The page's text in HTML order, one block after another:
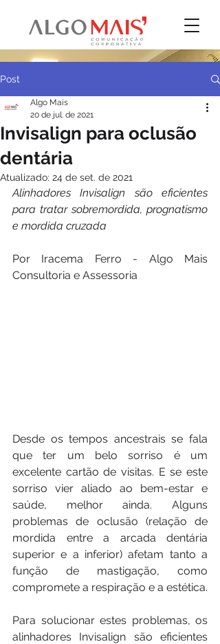
Post
Invisalign para oclusão
dentária
Algo Mais
20 de jul. de 2021
Atualizado: 24 de set. de 2021
Alinhadores Invisalign são eficientes
para tratar sobremordida, prognatismo
e mordida cruzada
Por Iracema Ferro - Algo Mais
Consultoria e Assessoria
Desde os tempos ancestrais se fala
que ter um belo sorriso é um
excelente cartão de visitas. E se este
sorriso vier aliado ao bem-estar e
saúde, melhor ainda. Alguns
problemas de oclusão (relação de
mordida entre a arcada dentária
superior e a inferior) afetam tanto a
função de mastigação, como
compromete a respiração e a estética.
Para solucionar estes problemas, os
alinhadores Invisalign são eficientes